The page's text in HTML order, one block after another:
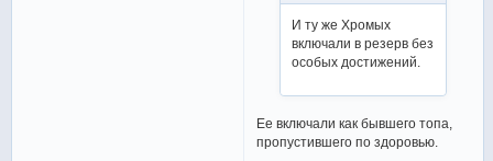
И ту же Хромых
включали в резерв без
особых достижений.
Ее включали как бывшего топа,
пропустившего по здоровью.